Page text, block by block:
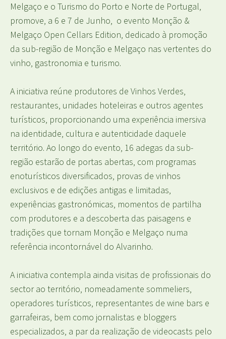
Melgaço e o Turismo do Porto e Norte de Portugal,
promove, a 6 e 7 de Junho, o evento Monção &
Melgaço Open Cellars Edition, dedicado à promoção
da sub-região de Monção e Melgaço nas vertentes do
vinho, gastronomia e turismo.
A iniciativa reúne produtores de Vinhos Verdes,
restaurantes, unidades hoteleiras e outros agentes
turísticos, proporcionando uma experiência imersiva
na identidade, cultura e autenticidade daquele
território. Ao longo do evento, 16 adegas da sub-
região estarão de portas abertas, com programas
enoturísticos diversificados, provas de vinhos
exclusivos e de edições antigas e limitadas,
experiências gastronómicas, momentos de partilha
com produtores e a descoberta das paisagens e
tradições que tornam Monção e Melgaço numa
referência incontornável do Alvarinho.
A iniciativa contempla ainda visitas de profissionais do
sector ao território, nomeadamente sommeliers,
operadores turísticos, representantes de wine bars e
garrafeiras, bem como jornalistas e bloggers
especializados, a par da realização de videocasts pelo